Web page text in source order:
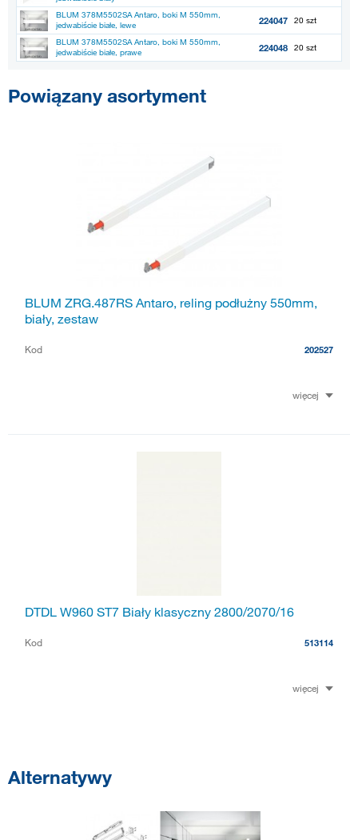
BLUM 378M5502SA Antaro, boki M 550mm,
jedwabiście białe, lewe
224047 20 szt
BLUM 378M5502SA Antaro, boki M 550mm,
jedwabiście białe, prawe
224048 20 szt
Powiązany asortyment
BLUM ZRG.487RS Antaro, reling podłużny 550mm,
biały, zestaw
Kod 202527
więcej
DTDL W960 ST7 Biały klasyczny 2800/2070/16
Kod 513114
więcej
Alternatywy